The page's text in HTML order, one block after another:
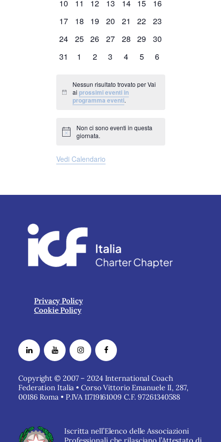
0
10
0
11
0
12
0
13
0
14
0
15
0
16
0
17
0
18
0
19
0
20
0
21
0
22
0
23
0
24
0
25 0
26
0
27
0
28
0
29
0
30
0
31
0
1
0
2
0
3
0
4
0
5
0
6
Notice
Nessun risultato trovato per Vai
aiprossimi eventi in
programma eventi.
Notice
Non ci sono eventi in questa
giornata.
Vedi Calendario
Privacy Policy
Cookie Policy
Copyright © 2007 – 2024 International Coach
Federation Italia • Corso Vittorio Emanuele II, 287,
00186 Roma • P.IVA 11719161009 C.F. 97261340588
Iscritta nell’Elenco delle Associazioni